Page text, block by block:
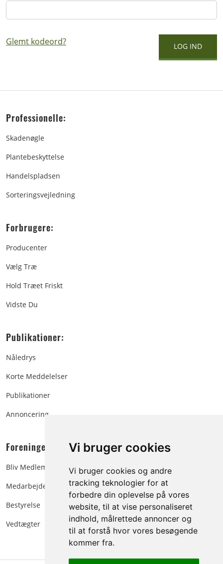
Vi bruger cookies
Vi bruger cookies og andre
tracking teknologier for at
forbedre din oplevelse på vores
website, til at vise personaliseret
indhold, målrettede annoncer og
til at forstå hvor vores besøgende
kommer fra.
Glemt kodeord?
Professionelle:
Skadenøgle
Plantebeskyttelse
Handelspladsen
Sorteringsvejledning
Forbrugere:
Producenter
Vælg Træ
Hold Træet Friskt
Vidste Du
Publikationer:
Nåledrys
Korte Meddelelser
Publikationer
Annoncering
Foreningen:
Bliv Medlem
Medarbejdere
Bestyrelse
Vedtægter